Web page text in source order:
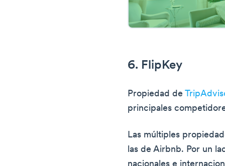
6. FlipKey
Propiedad de
principales
Las múltiples
las de Airbnb. Por un
nacionales e